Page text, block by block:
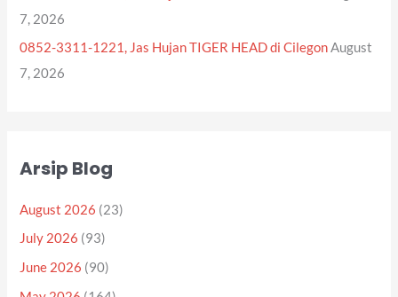
7, 2026
0852-3311-1221, Jas Hujan TIGER HEAD di Cilegon August
7, 2026
Arsip Blog
August 2026 (23)
July 2026 (93)
June 2026 (90)